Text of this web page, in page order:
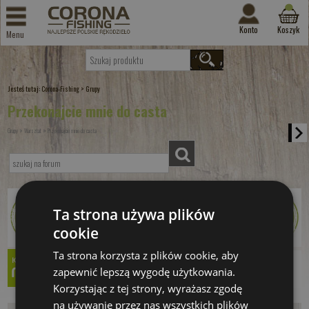
Menu Konto Koszyk
Jesteś tutaj: Corona-Fishing > Grupy
Przekonajcie mnie do casta
Grupy »Warsztat »Przekonajcie mnie do casta
Ta strona używa plików
cookie
Ta strona korzysta z plików cookie, aby
zapewnić lepszą wygodę użytkowania.
Korzystając z tej strony, wyrażasz zgodę
na używanie przez nas wszystkich plików